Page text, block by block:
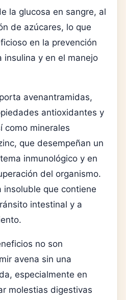
la glucosa en sangre, al
de azúcares, lo que
en la prevención
insulina y en el manejo
avenantramidas,
antioxidantes y
como minerales
que desempeñan un
inmunológico y en
del organismo.
insoluble que contiene
intestinal y a
no son
avena sin una
especialmente en
molestias digestivas